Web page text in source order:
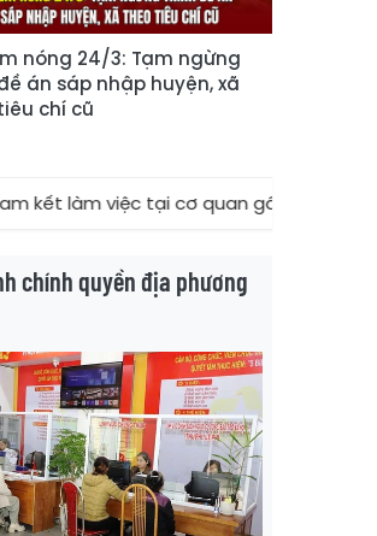
nóng 24/3: Tạm ngừng
án sáp nhập huyện, xã
chí cũ
tại cơ quan gấp 3 lần thời gian đào tạo
chính quyền địa phương